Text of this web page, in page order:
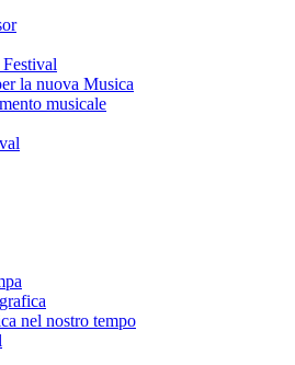
la nuova Musica
musicale
nel nostro tempo